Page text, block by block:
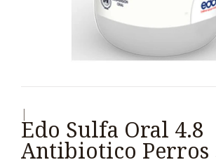
Edo Sulfa Oral 4.8
Antibiotico Perros